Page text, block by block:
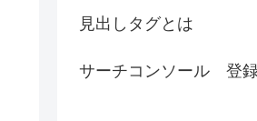
見出しタグとは
サーチコンソール 登